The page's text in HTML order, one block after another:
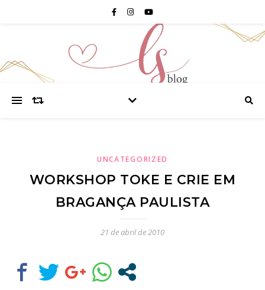
UNCATEGORIZED
WORKSHOP TOKE E CRIE EM
BRAGANÇA PAULISTA
21 de abril de 2010